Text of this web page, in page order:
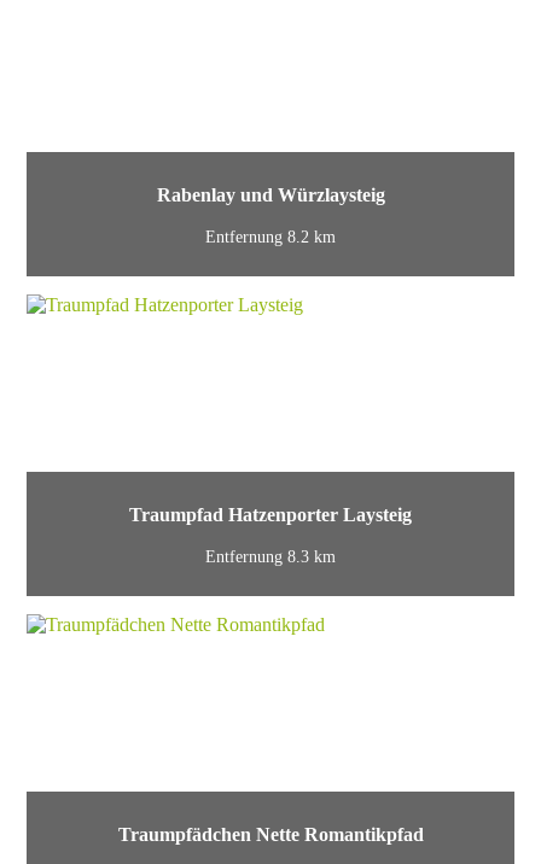
Rabenlay und Würzlaysteig
Entfernung 8.2 km
Traumpfad Hatzenporter Laysteig
Entfernung 8.3 km
Traumpfädchen Nette Romantikpfad